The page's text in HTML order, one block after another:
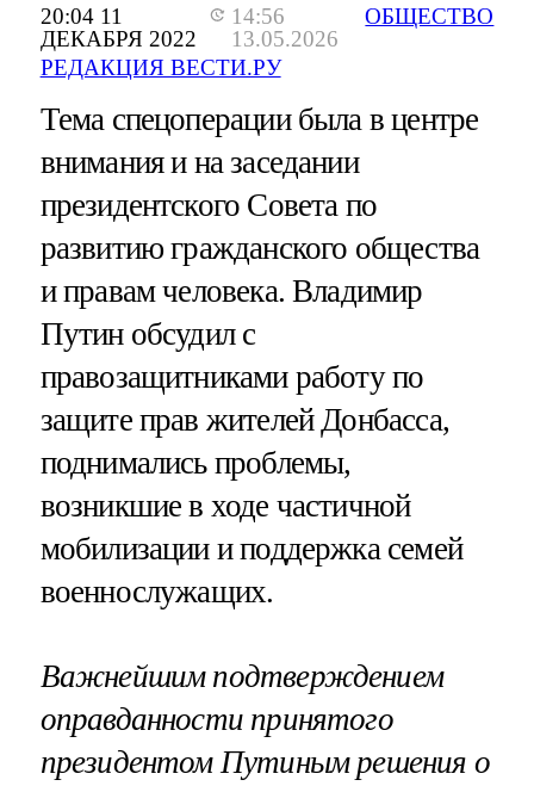
20:04 11
ДЕКАБРЯ 2022
14:56
13.05.2026
РЕДАКЦИЯ ВЕСТИ.РУ
ОБЩЕСТВО
Тема спецоперации была в центре
внимания и на заседании
президентского Совета по
развитию гражданского общества
и правам человека. Владимир
Путин обсудил с
правозащитниками работу по
защите прав жителей Донбасса,
поднимались проблемы,
возникшие в ходе частичной
мобилизации и поддержка семей
военнослужащих.
Важнейшим подтверждением
оправданности принятого
президентом Путиным решения о